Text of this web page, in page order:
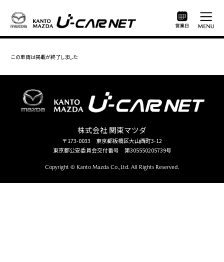
この車両は掲載が終了しました
株式会社 関東マツダ
〒173-0033 東京都板橋区大山西町3-12
東京都公安委員会交付番号 第305550205739号
Copyright © Kanto Mazda Co.,Ltd. All Rights Reserved.